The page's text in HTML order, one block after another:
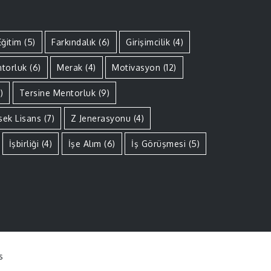
(5) Farkındalık (6) Girişimcilik (4)
(6) Merak (4) Motivasyon (12)
Tersine Mentorluk (9)
Lisans (7) Z Jenerasyonu (4)
İşbirliği (4) İşe Alım (6) İş Görüşmesi (5)